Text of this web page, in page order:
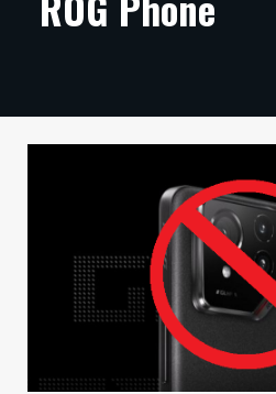
ARTIKKELIT
TECHBBS
VAIHDA TEEMA